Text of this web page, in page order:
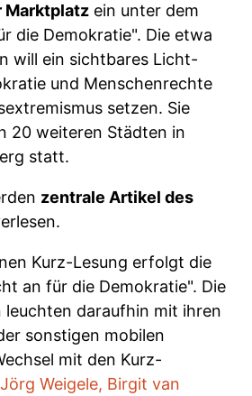
Marktplatz ein unter dem
die Demokratie". Die etwa
will ein sichtbares Licht-
und Menschenrechte
setzen. Sie
20 weiteren Städten in
statt.
zentrale Artikel des
Kurz-Lesung erfolgt die
an für die Demokratie". Die
leuchten daraufhin mit ihren
sonstigen mobilen
mit den Kurz-
Jörg Weigele, Birgit van